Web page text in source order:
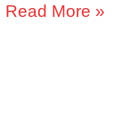
Read More »